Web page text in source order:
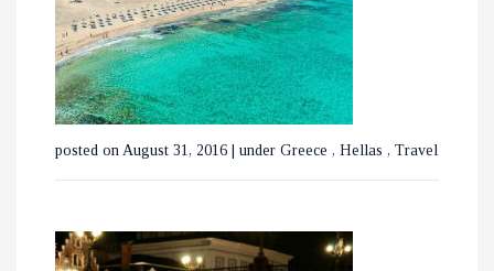
posted on August 31, 2016 under Greece , Hellas , Travel
ΟΛΛΑΝΔΙΑ